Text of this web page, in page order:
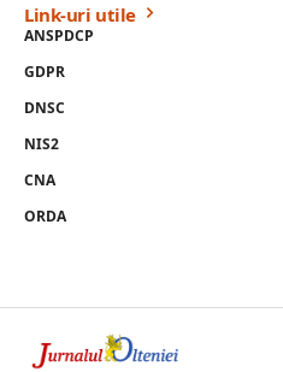
Link-uri utile
ANSPDCP
GDPR
DNSC
NIS2
CNA
ORDA